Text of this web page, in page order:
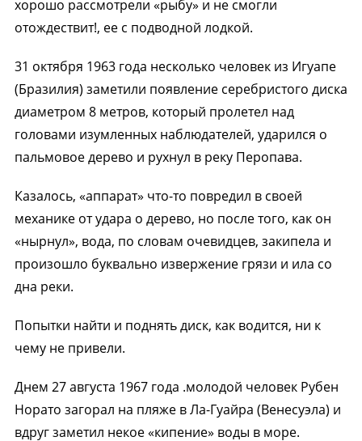
хорошо рассмотрели «рыбу» и не смогли
отождествит!, ее с подводной лодкой.
31 октября 1963 года несколько человек из Игуапе
(Бразилия) заметили появление серебристого диска
диаметром 8 метров, который пролетел над
головами изумленных наблюдателей, ударился о
пальмовое дерево и рухнул в реку Перопава.
Казалось, «аппарат» что-то повредил в своей
механике от удара о дерево, но после того, как он
«нырнул», вода, по словам очевидцев, закипела и
произошло буквально извержение грязи и ила со
дна реки.
Попытки найти и поднять диск, как водится, ни к
чему не привели.
Днем 27 августа 1967 года .молодой человек Рубен
Норато загорал на пляже в Ла-Гуайра (Венесуэла) и
вдруг заметил некое «кипение» воды в море.